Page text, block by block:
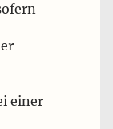
einer